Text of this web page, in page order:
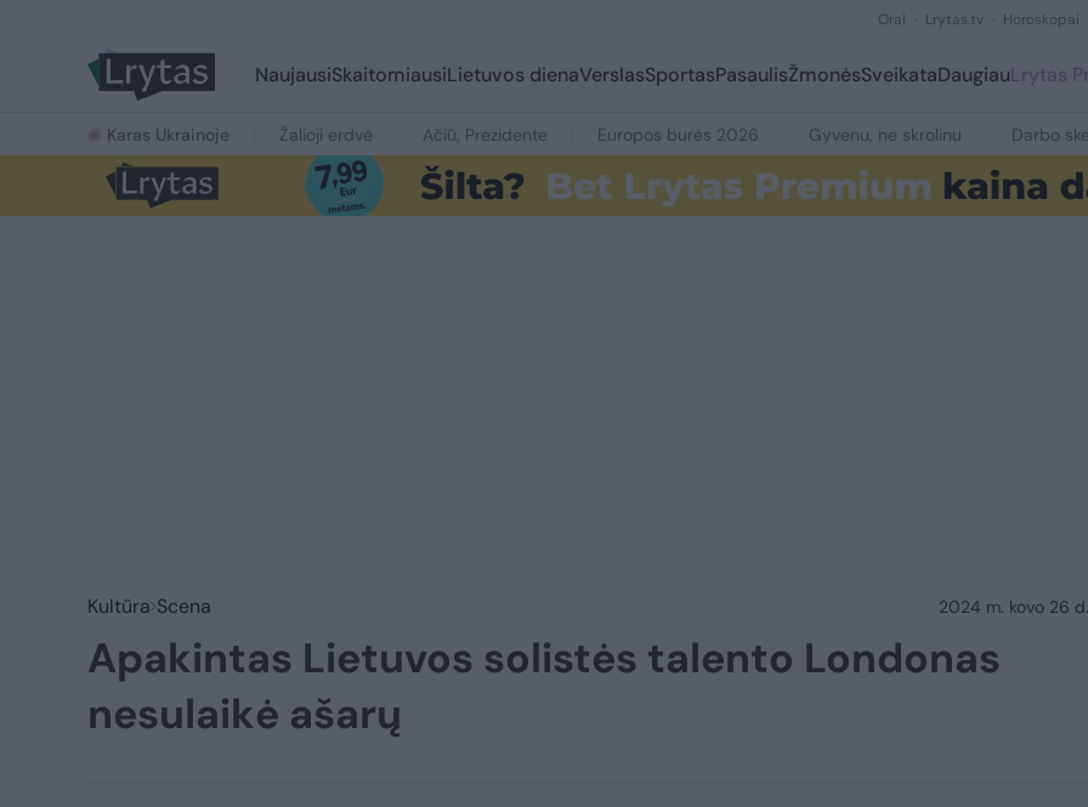
Orai Lrytas.tv Horoskopai
NaujausiSkaitomiausiLietuvos dienaVerslasSportasPasaulisŽmonėsSveikataDaugiauLrytas
Karas Ukrainoje Žalioji erdvė Ačiū, Prezidente Europos burės 2026 Gyvenu, ne skrolinu Darbo
Kultūra Scena 2024 m. kovo 26
Apakintas Lietuvos solistės talento Londonas
nesulaikė ašarų